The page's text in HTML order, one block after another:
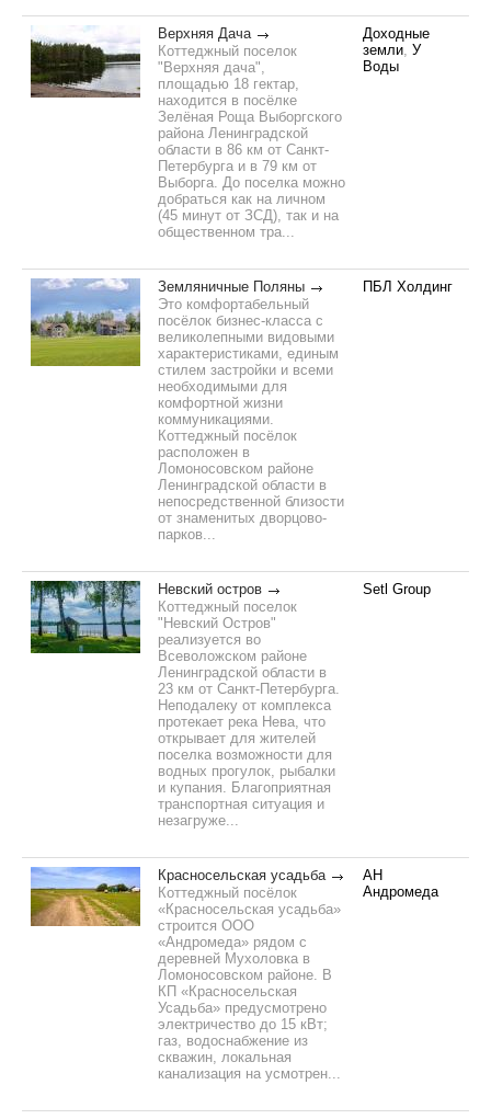
Верхняя Дача
Коттеджный поселок
"Верхняя дача",
площадью 18 гектар,
находится в посёлке
Зелёная Роща Выборгского
района Ленинградской
области в 86 км от Санкт-
Петербурга и в 79 км от
Выборга. До поселка можно
добраться как на личном
(45 минут от ЗСД), так и на
общественном тра...
Доходные
земли, У
Воды
Земляничные Поляны
Это комфортабельный
посёлок бизнес-класса с
великолепными видовыми
характеристиками, единым
стилем застройки и всеми
необходимыми для
комфортной жизни
коммуникациями.
Коттеджный посёлок
расположен в
Ломоносовском районе
Ленинградской области в
непосредственной близости
от знаменитых дворцово-
парков...
ПБЛ Холдинг
Невский остров
Коттеджный поселок
"Невский Остров"
реализуется во
Всеволожском районе
Ленинградской области в
23 км от Санкт-Петербурга.
Неподалеку от комплекса
протекает река Нева, что
открывает для жителей
поселка возможности для
водных прогулок, рыбалки
и купания. Благоприятная
транспортная ситуация и
незагруже...
Setl Group
Красносельская усадьба
Коттеджный посёлок
«Красносельская усадьба»
строится ООО
«Андромеда» рядом с
деревней Мухоловка в
Ломоносовском районе. В
КП «Красносельская
Усадьба» предусмотрено
электричество до 15 кВт;
газ, водоснабжение из
скважин, локальная
канализация на усмотрен...
АН
Андромеда